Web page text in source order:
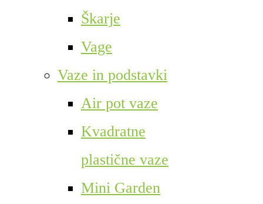
Škarje
Vage
Vaze in podstavki
Air pot vaze
Kvadratne
plastične vaze
Mini Garden